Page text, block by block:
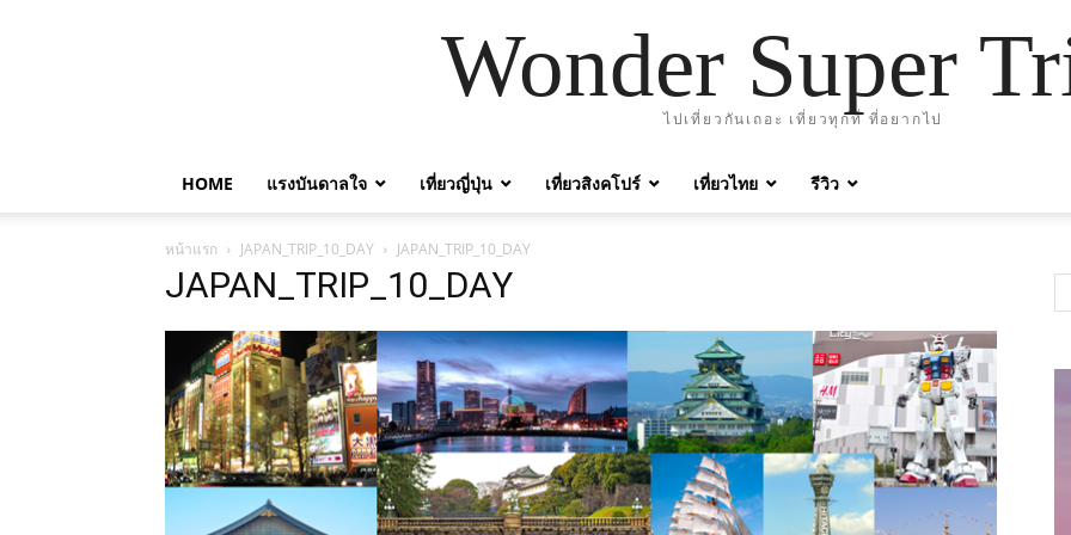
Wonder Super
ไปเที่ยวกันเถอะ เที่ยวทุกที่ ที่อยากไป
HOME แรงบันดาลใจ เที่ยวญี่ปุ่น เที่ยวสิงคโปร์ เที่ยวไทย รีวิว
หน้าแรก JAPAN_TRIP_10_DAY JAPAN_TRIP_10_DAY
JAPAN_TRIP_10_DAY